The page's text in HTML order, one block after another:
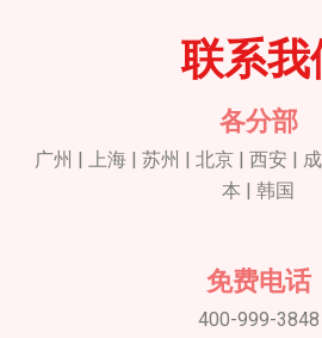
联系我
各分部
广州 | 上海 | 苏州 | 北京 | 西安 |
本 | 韩国
免费电话
400-999-3848